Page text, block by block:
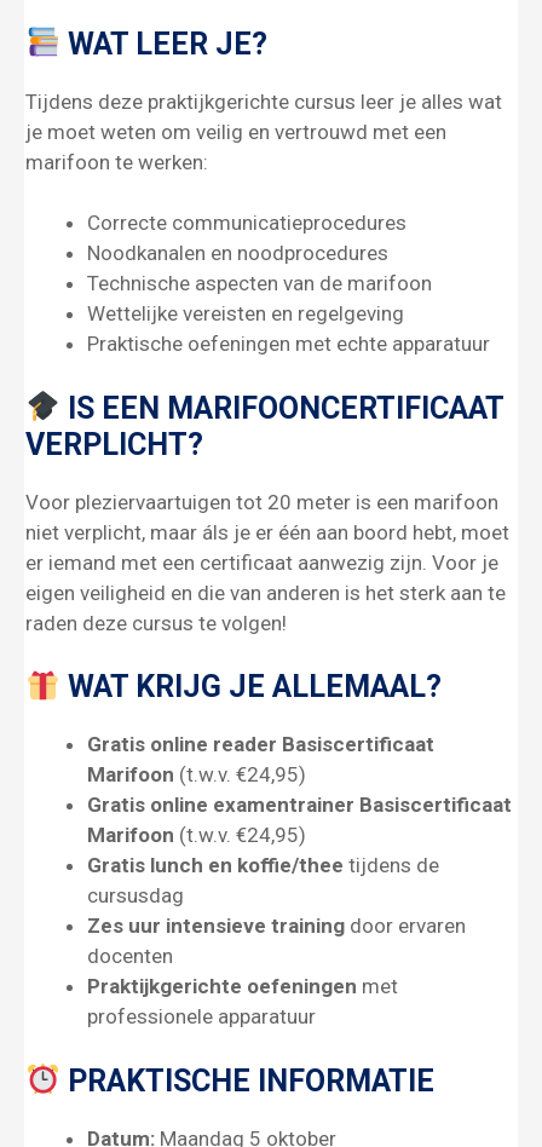
WAT LEER JE?
Tijdens deze praktijkgerichte cursus leer je alles wat
je moet weten om veilig en vertrouwd met een
marifoon te werken:
Correcte communicatieprocedures
Noodkanalen en noodprocedures
Technische aspecten van de marifoon
Wettelijke vereisten en regelgeving
Praktische oefeningen met echte apparatuur
IS EEN MARIFOONCERTIFICAAT
VERPLICHT?
Voor pleziervaartuigen tot 20 meter is een marifoon
niet verplicht, maar áls je er één aan boord hebt, moet
er iemand met een certificaat aanwezig zijn. Voor je
eigen veiligheid en die van anderen is het sterk aan te
raden deze cursus te volgen!
WAT KRIJG JE ALLEMAAL?
Gratis online reader Basiscertificaat
Marifoon (t.w.v. €24,95)
Gratis online examentrainer Basiscertificaat
Marifoon (t.w.v. €24,95)
Gratis lunch en koffie/thee tijdens de
cursusdag
Zes uur intensieve training door ervaren
docenten
Praktijkgerichte oefeningen met
professionele apparatuur
PRAKTISCHE INFORMATIE
Datum: Maandag 5 oktober